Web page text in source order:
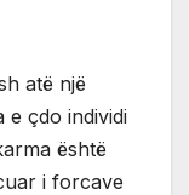
atë një
e çdo individi
është
i forcave